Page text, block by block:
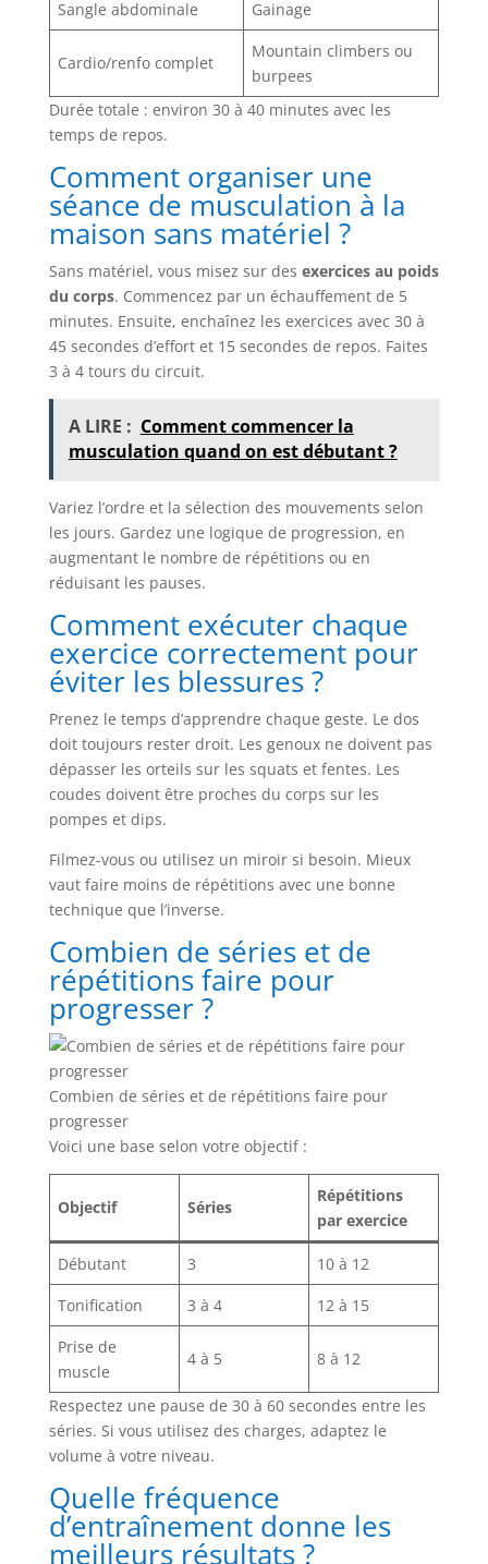
Sangle abdominale Gainage
Cardio/renfo complet
Mountain climbers ou
burpees
Durée totale : environ 30 à 40 minutes avec les
temps de repos.
Comment organiser une
séance de musculation à la
maison sans matériel ?
Sans matériel, vous misez sur des exercices au poids
du corps. Commencez par un échauffement de 5
minutes. Ensuite, enchaînez les exercices avec 30 à
45 secondes d’effort et 15 secondes de repos. Faites
3 à 4 tours du circuit.
A LIRE : Comment commencer la
musculation quand on est débutant ?
Variez l’ordre et la sélection des mouvements selon
les jours. Gardez une logique de progression, en
augmentant le nombre de répétitions ou en
réduisant les pauses.
Comment exécuter chaque
exercice correctement pour
éviter les blessures ?
Prenez le temps d’apprendre chaque geste. Le dos
doit toujours rester droit. Les genoux ne doivent pas
dépasser les orteils sur les squats et fentes. Les
coudes doivent être proches du corps sur les
pompes et dips.
Filmez-vous ou utilisez un miroir si besoin. Mieux
vaut faire moins de répétitions avec une bonne
technique que l’inverse.
Combien de séries et de
répétitions faire pour
progresser ?
Combien de séries et de répétitions faire pour
progresser
Voici une base selon votre objectif :
Objectif Séries
Répétitions
par exercice
Débutant 3
10 à 12
Tonification
3 à 4
12 à 15
Prise de
muscle
4 à 5 8 à 12
Respectez une pause de 30 à 60 secondes entre les
séries. Si vous utilisez des charges, adaptez le
volume à votre niveau.
Quelle fréquence
d’entraînement donne les
meilleurs résultats ?